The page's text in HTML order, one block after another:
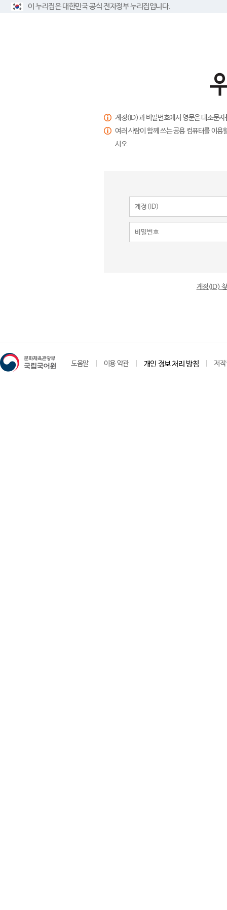
이 누리집은 대한민국 공식 전자정부 누리집입니다.
계정(ID)과 비밀번호에서 영문은 대소문
여러 사람이 함께 쓰는 공용 컴퓨터를 이
시오.
계정(ID)
도움말 이용 약관 개인 정보 처리 방침 저